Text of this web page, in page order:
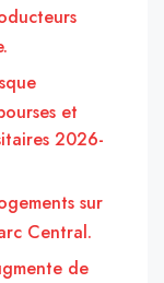
et
2026-
sur
Central.
de